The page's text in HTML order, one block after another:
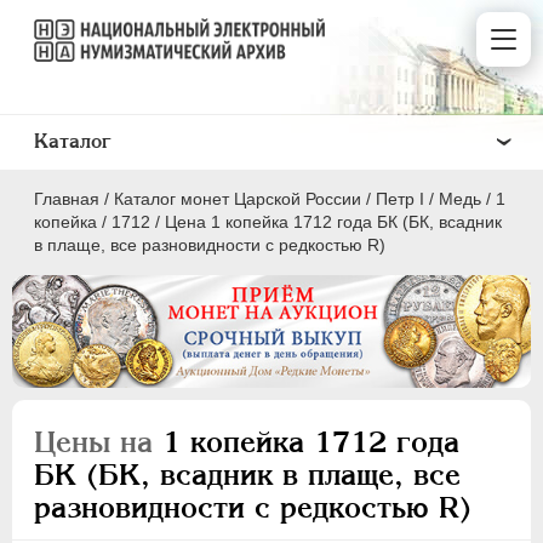
Главная / Каталог монет Царской России / Пeтр I / Медь / 1
копейка / 1712 / Цена 1 копейка 1712 года БК (БК, всадник
в плаще, все разновидности с редкостью R)
Цены на 1 копейка 1712 года
БК (БК, всадник в плаще, все
разновидности с редкостью R)
Каталог
ПEТР I 1699 - 1725
Серебро
Медь
5 копеек